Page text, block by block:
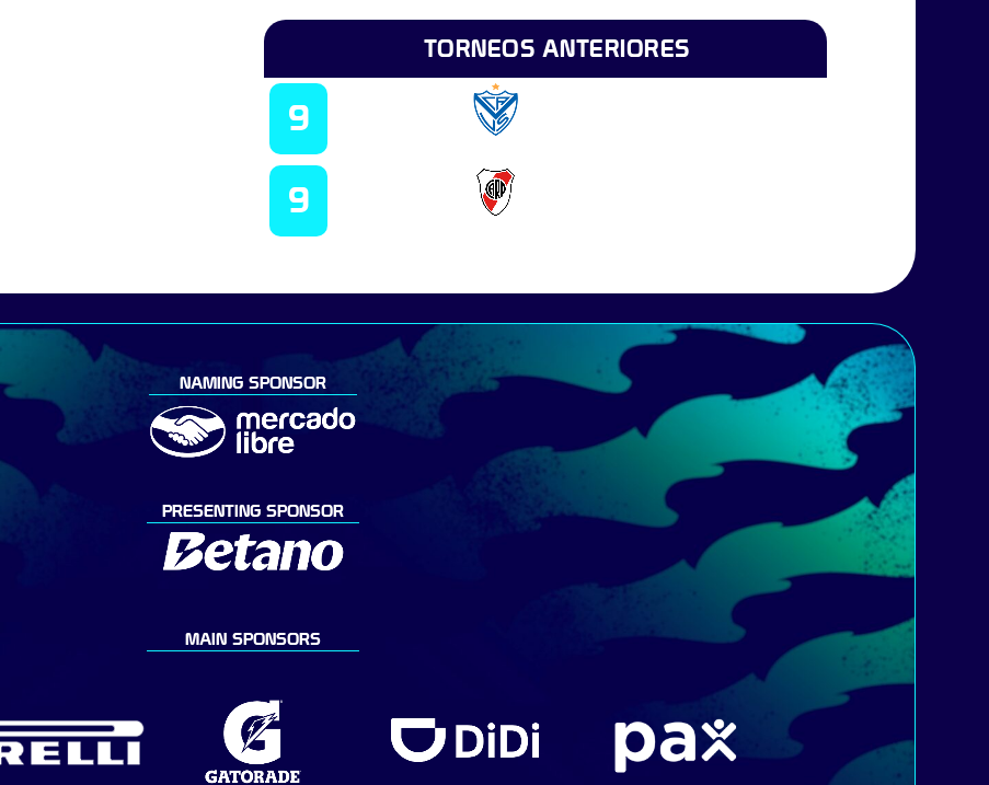
TORNEOS ANTERIORES
9
9
NAMING SPONSOR
PRESENTING SPONSOR
MAIN SPONSORS